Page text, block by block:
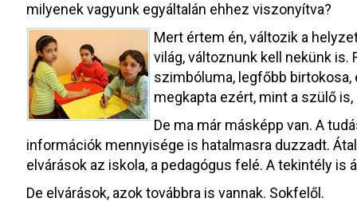
milyenek vagyunk egyáltalán ehhez viszonyítva?
Mert értem én, változik a
világ, változnunk kell nekünk is.
szimbóluma, legfőbb
megkapta ezért, mint a szülő
De ma már másképp van. A
információk mennyisége is hatalmasra duzzadt.
elvárások az iskola, a pedagógus felé. A tekintély is
De elvárások, azok továbbra is vannak. Sokfelől.